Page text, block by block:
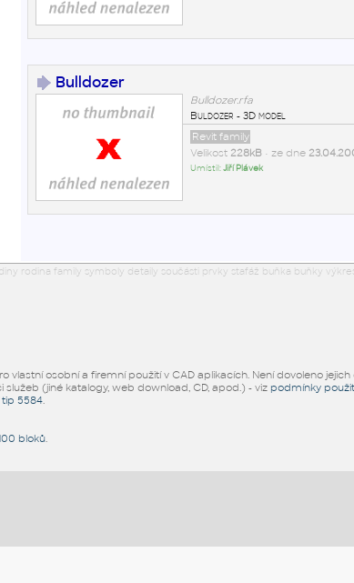
Bulldozer
Bulldozer.rfa
Buldozer - 3D model
Revit family
Velikost 228kB• ze dne
Umístil:Jiří Plávek
rodina family symboly detaily součásti prvky stafáž buňka buňky
vlastní osobní a firemní použití v CAD aplikacích. Není dovoleno
(jiné katalogy, web download, CD, apod.) - viz podmínky
tip 5584.
bloků.